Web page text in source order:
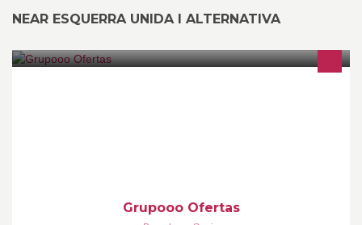
NEAR ESQUERRA UNIDA I ALTERNATIVA
Grupooo Ofertas